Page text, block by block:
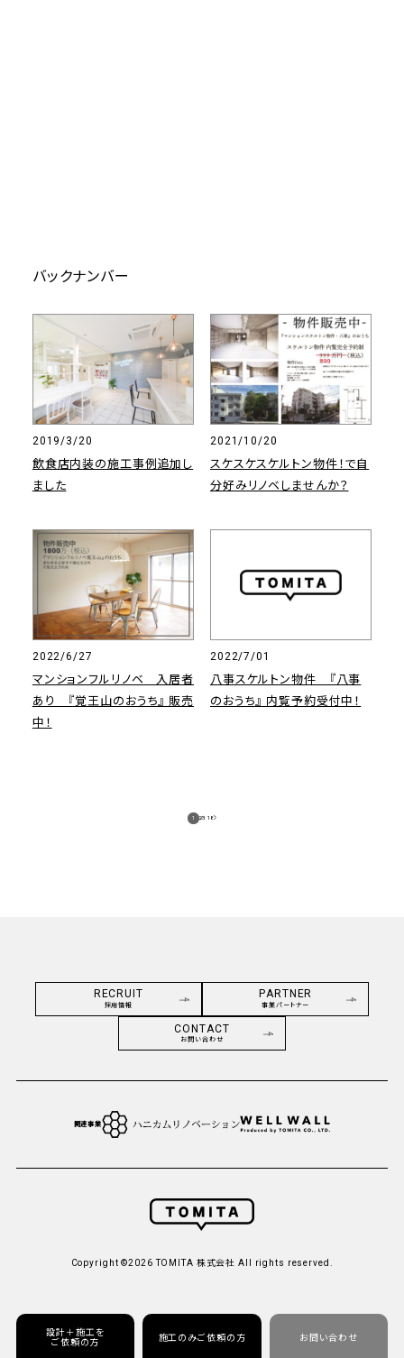
バックナンバー
2019/3/20
飲食店内装の施工事例追加し
ました
2021/10/20
スケスケスケルトン物件！で自
分好みリノベしませんか？
2022/6/27
マンションフルリノベ 入居者
あり 『覚王山のおうち』 販売
中！
2022/7/01
八事スケルトン物件 『八事
のおうち』 内覧予約受付中！
1 23
/ 18
設計＋施工を
ご依頼の方
施工のみご依頼の方 お問い合わせ
RECRUIT
採用情報
PARTNER
事業パートナー
CONTACT
お問い合わせ
関連事業
Copyright ©2026 TOMITA 株式会社 All rights reserved.